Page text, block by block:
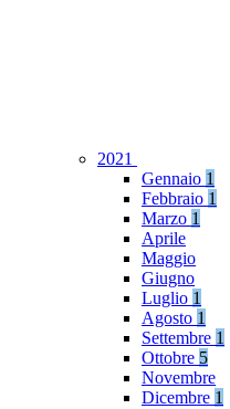
2021
Gennaio 1
Febbraio 1
Marzo 1
Aprile
Maggio
Giugno
Luglio 1
Agosto 1
Settembre 1
Ottobre 5
Novembre
Dicembre 1